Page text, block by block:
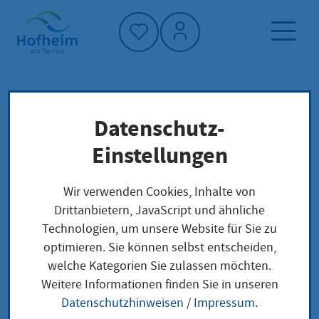
Startseite"
Leben in Hofheim
Gesellschaft und Soziales
Interkulturelle Woche
Interkulturelle Woche
Werde ein Teil der Interkulturellen
Woche!
Datenschutz-
Einstellungen
Wir verwenden Cookies, Inhalte von
Drittanbietern, JavaScript und ähnliche
Technologien, um unsere Website für Sie zu
optimieren. Sie können selbst entscheiden,
welche Kategorien Sie zulassen möchten.
Weitere Informationen finden Sie in unseren
Datenschutzhinweisen / Impressum.